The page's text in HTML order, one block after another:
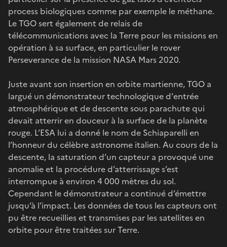
process biologiques comme par exemple le méthane.
Le TGO sert également de relais de
télécommunications avec la Terre pour les missions en
opération à sa surface, en particulier le rover
Perseverance de la mission NASA Mars 2020.
Juste avant son insertion en orbite martienne, TGO a
largué un démonstrateur technologique d'entrée
atmosphérique et de descente sous parachute qui
devait atterrir en douceur à la surface de la planète
rouge. L’ESA lui a donné le nom de Schiaparelli en
l’honneur du célèbre astronome italien. Au cours de la
descente, la saturation d’un capteur a provoqué une
anomalie et la procédure d’atterrissage s’est
interrompue à environ 4 000 mètres du sol.
Cependant le démonstrateur a continué d’émettre
jusqu’à l’impact. Les données de tous les capteurs ont
pu être recueillies et transmises par les satellites en
orbite pour être traitées sur Terre.